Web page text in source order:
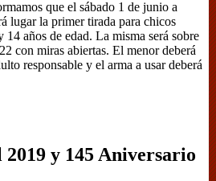
que el sábado 1 de junio a
lugar la primer tirada para chicos
años de edad. La misma será sobre
con miras abiertas. El menor deberá
responsable y el arma a usar deberá
y 145 Aniversario